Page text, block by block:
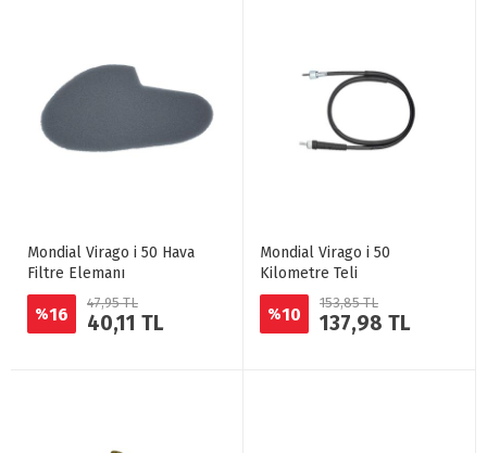
Mondial Virago i 50 Hava
Filtre Elemanı
%16
47,95 TL
40,11 TL
Mondial Virago i 50
Kilometre Teli
%10
153,85 TL
137,98 TL